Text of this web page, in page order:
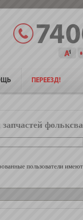
ПЕРЕЕЗД!
пользователи